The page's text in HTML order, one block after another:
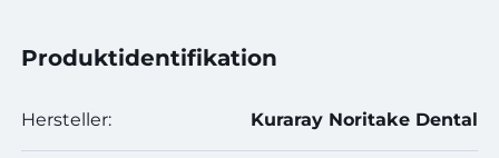
Produktidentifikation
Hersteller: Kuraray Noritake Dental